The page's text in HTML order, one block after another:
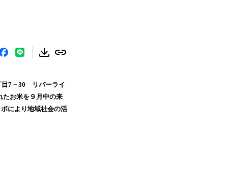
目7－30 リバーライ
たお米を９月中の来
により地域社会の活